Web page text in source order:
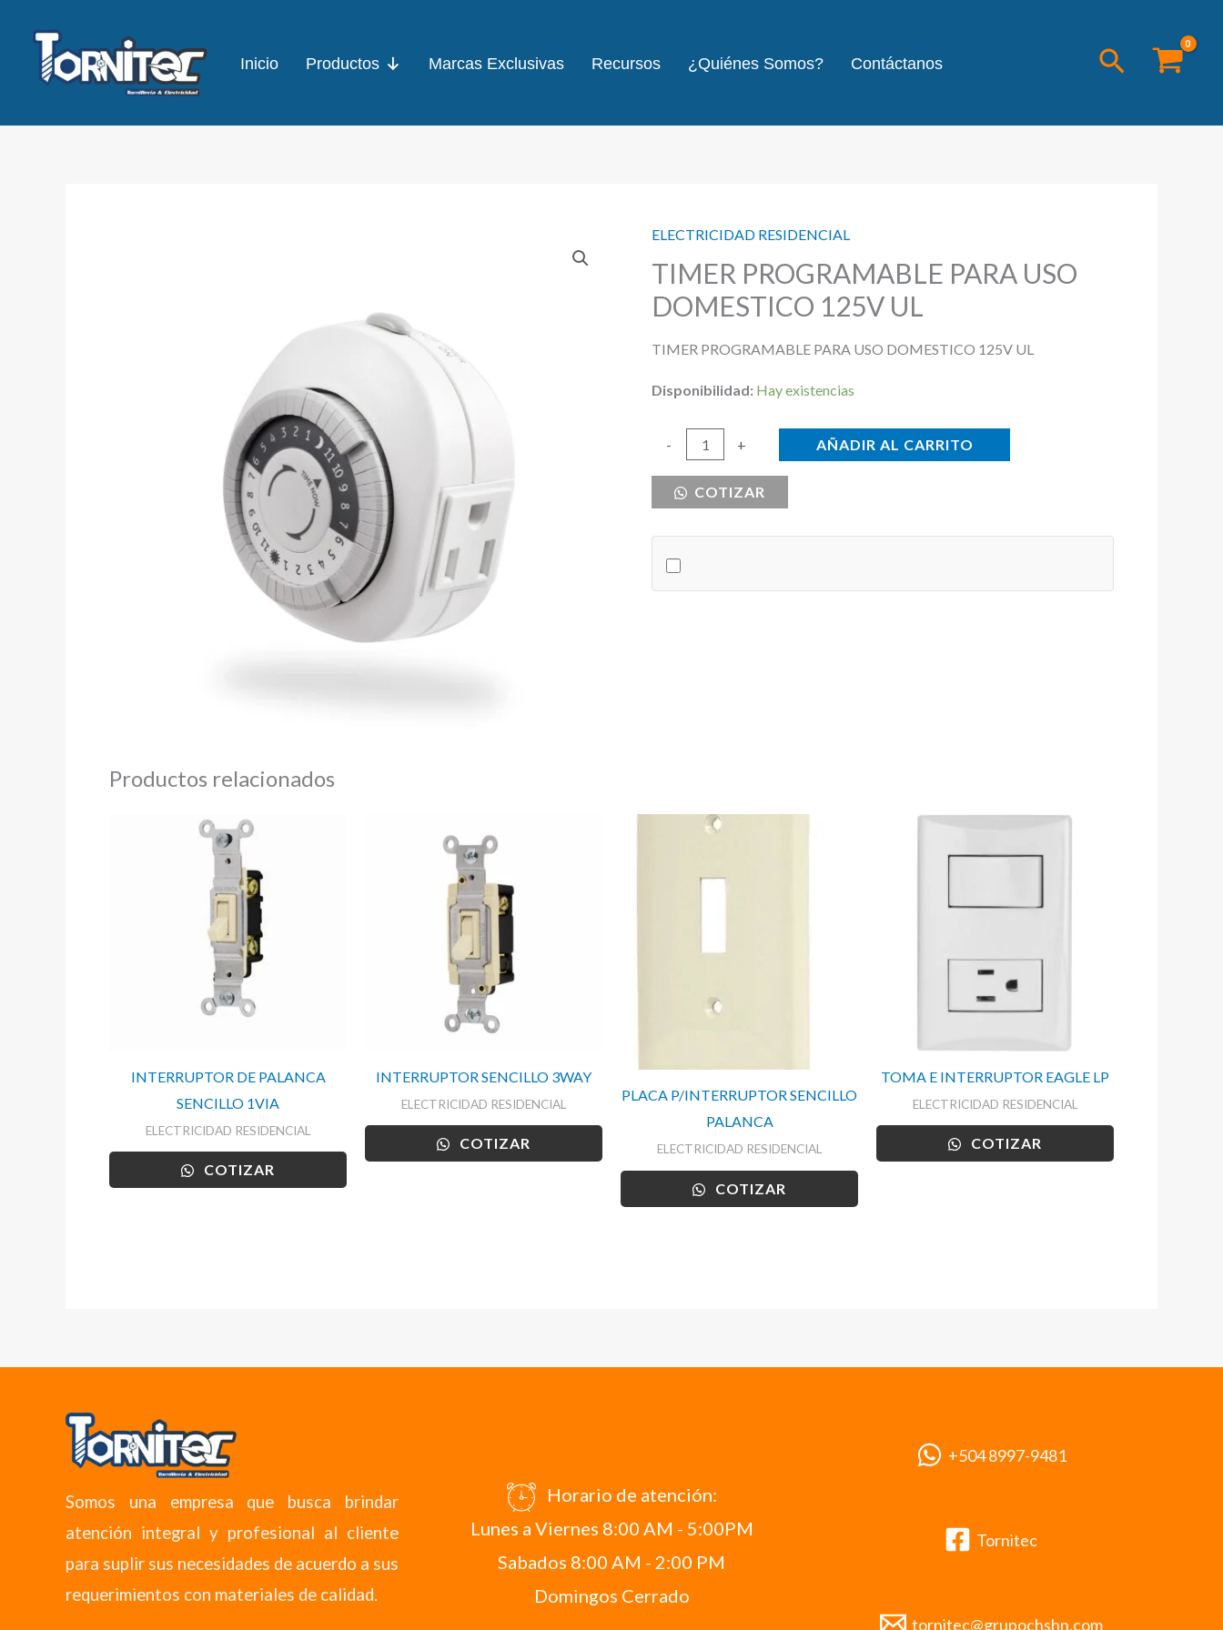
contenido
Inicio Productos Marcas Exclusivas Recursos ¿Quiénes Somos? Contáctanos Buscar
ELECTRICIDAD RESIDENCIAL
TIMER PROGRAMABLE PARA USO
DOMESTICO 125V UL
TIMER PROGRAMABLE PARA USO DOMESTICO 125V UL
Disponibilidad: Hay existencias
-
PARA
125V
+ AÑADIR AL CARRITO
COTIZAR
Productos relacionados
INTERRUPTOR DE PALANCA
SENCILLO 1VIA
ELECTRICIDAD RESIDENCIAL
COTIZAR
INTERRUPTOR SENCILLO 3WAY
ELECTRICIDAD RESIDENCIAL
COTIZAR
PLACA P/INTERRUPTOR SENCILLO
PALANCA
ELECTRICIDAD RESIDENCIAL
COTIZAR
TOMA E INTERRUPTOR EAGLE LP
ELECTRICIDAD RESIDENCIAL
COTIZAR
Somos una empresa que busca brindar
atención integral y profesional al cliente
para suplir sus necesidades de acuerdo a sus
requerimientos con materiales de calidad.
Horario de atención:
Lunes a Viernes 8:00 AM - 5:00PM
Sabados 8:00 AM - 2:00 PM
Domingos Cerrado
+504 8997-9481
Tornitec
tornitec@grupochshn.com